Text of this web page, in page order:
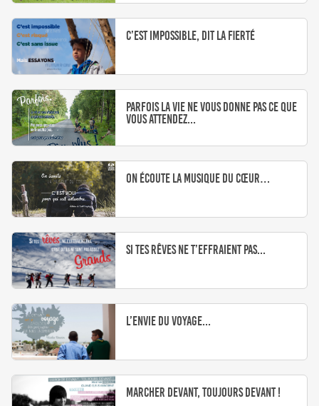
C’est impossible, dit la fierté
Parfois la vie ne vous donne pas ce que
vous attendez...
On écoute la musique du cœur…
Si tes rêves ne t’effraient pas...
L’envie du voyage...
Marcher devant, toujours devant !